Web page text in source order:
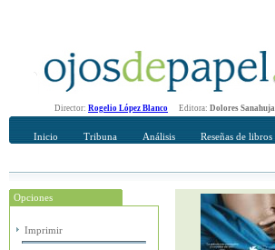
Director: Rogelio López Blanco Editora: Dolores Sanahuja
Inicio Tribuna Análisis Reseñas de libros
Opciones
Imprimir
Recomendar
Su nombre Completo